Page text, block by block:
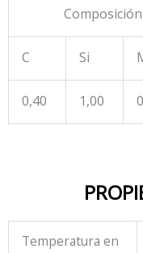
C Si
0,40 1,00
Temperatura en